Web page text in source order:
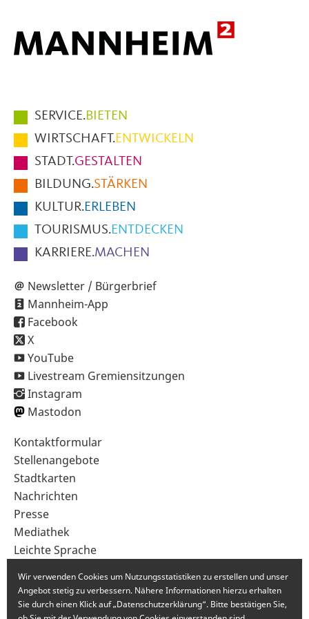
Hauptmenüpunkte
im
Fußbereich
der
Seite
SERVICE.BIETEN
WIRTSCHAFT.ENTWICKELN
STADT.GESTALTEN
BILDUNG.STÄRKEN
KULTUR.ERLEBEN
TOURISMUS.ENTDECKEN
KARRIERE.MACHEN
Newsletter / Bürgerbrief
Mannheim-App
Facebook
X
YouTube
Livestream Gremiensitzungen
Instagram
Mastodon
Sekundärnavigation
im
Fußbereich
Kontaktformular
Stellenangebote
Stadtkarten
Nachrichten
Presse
Mediathek
Leichte Sprache
Wir verwenden Cookies um Nutzungsstatistiken zu erstellen und unser
Angebot stetig zu verbessern. Nähere Informationen hierzu erhalten
Sie durch einen Klick auf „Datenschutzerklärung“. Bitte bestätigen Sie,